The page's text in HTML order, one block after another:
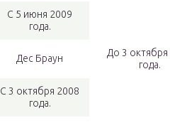
С 5 июня 2009
года.
Дес Браун
До 3
года.
С 3 октября 2008
года.